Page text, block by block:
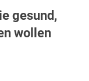
gesund,
wollen